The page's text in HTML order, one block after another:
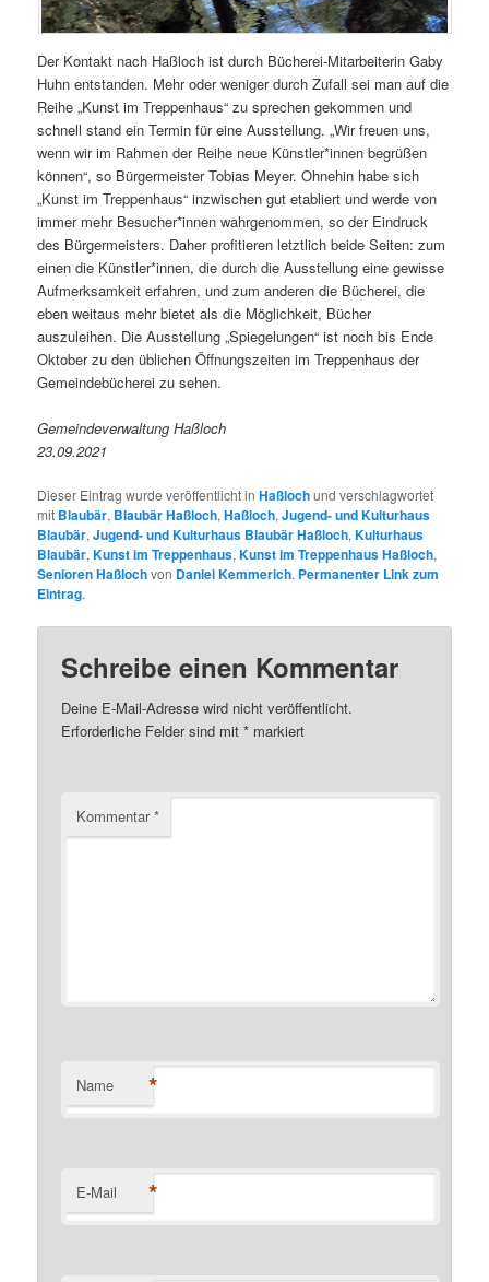
Der Kontakt nach Haßloch ist durch Bücherei-Mitarbeiterin Gaby
Huhn entstanden. Mehr oder weniger durch Zufall sei man auf die
Reihe „Kunst im Treppenhaus“ zu sprechen gekommen und
schnell stand ein Termin für eine Ausstellung. „Wir freuen uns,
wenn wir im Rahmen der Reihe neue Künstler*innen begrüßen
können“, so Bürgermeister Tobias Meyer. Ohnehin habe sich
„Kunst im Treppenhaus“ inzwischen gut etabliert und werde von
immer mehr Besucher*innen wahrgenommen, so der Eindruck
des Bürgermeisters. Daher profitieren letztlich beide Seiten: zum
einen die Künstler*innen, die durch die Ausstellung eine gewisse
Aufmerksamkeit erfahren, und zum anderen die Bücherei, die
eben weitaus mehr bietet als die Möglichkeit, Bücher
auszuleihen. Die Ausstellung „Spiegelungen“ ist noch bis Ende
Oktober zu den üblichen Öffnungszeiten im Treppenhaus der
Gemeindebücherei zu sehen.
Gemeindeverwaltung Haßloch
23.09.2021
Dieser Eintrag wurde veröffentlicht inHaßlochund verschlagwortet
mit Blaubär, Blaubär Haßloch,Haßloch,Jugend- und Kulturhaus
Blaubär,Jugend- und Kulturhaus Blaubär Haßloch,Kulturhaus
Blaubär,Kunst im Treppenhaus,Kunst im Treppenhaus Haßloch,
Senioren Haßlochvon Daniel Kemmerich. Permanenter Link zum
Eintrag.
Schreibe einen Kommentar
Deine E-Mail-Adresse wird nicht veröffentlicht.
Erforderliche Felder sind mit* markiert
Kommentar*
Name *
E-Mail *